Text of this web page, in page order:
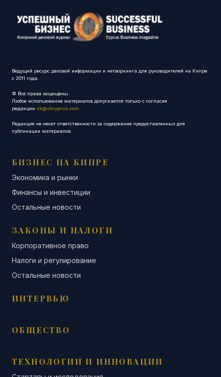
Ведущий ресурс деловой информации и нетворкинга для руководителей на Кипре
с 2011 года.
© Все права защищены.
Любое использование материалов допускается только с согласия
редакции nk@vkcyprus.com
Редакция не несет ответственности за содержание предоставленных для
публикации материалов.
БИЗНЕС НА КИПРЕ
Экономика и рынки
Финансы и инвестиции
Остальные новости
ЗАКОНЫ И НАЛОГИ
Корпоративное право
Налоги и регулирование
Остальные новости
ИНТЕРВЬЮ
ОБЩЕСТВО
ТЕХНОЛОГИИ И ИННОВАЦИИ